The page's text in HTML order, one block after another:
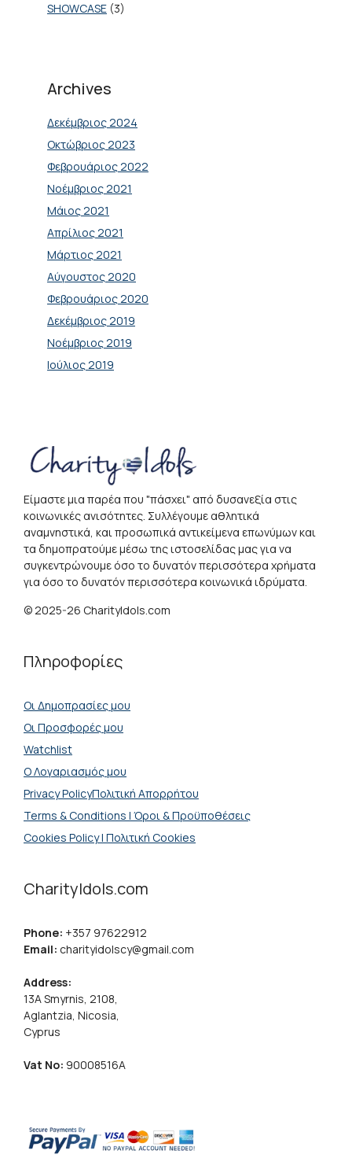
SHOWCASE (3)
Archives
Δεκέμβριος 2024
Οκτώβριος 2023
Φεβρουάριος 2022
Νοέμβριος 2021
Μάιος 2021
Απρίλιος 2021
Μάρτιος 2021
Αύγουστος 2020
Φεβρουάριος 2020
Δεκέμβριος 2019
Νοέμβριος 2019
Ιούλιος 2019
Είμαστε μια παρέα που "πάσχει" από δυσανεξία στις
κοινωνικές ανισότητες. Συλλέγουμε αθλητικά
αναμνηστικά, και προσωπικά αντικείμενα επωνύμων και
τα δημοπρατούμε μέσω της ιστοσελίδας μας για να
συγκεντρώνουμε όσο το δυνατόν περισσότερα χρήματα
για όσο το δυνατόν περισσότερα κοινωνικά ιδρύματα.
© 2025-26 CharityIdols.com
Πληροφορίες
Οι Δημοπρασίες μου
Οι Προσφορές μου
Watchlist
Ο Λογαριασμός μου
Privacy PolicyΠολιτική Απορρήτου
Terms & Conditions | Όροι & Προϋποθέσεις
Cookies Policy | Πολιτική Cookies
CharityIdols.com
Phone: +357 97622912
Email: charityidolscy@gmail.com
Address:
13A Smyrnis, 2108,
Aglantzia, Nicosia,
Cyprus
Vat No: 90008516A